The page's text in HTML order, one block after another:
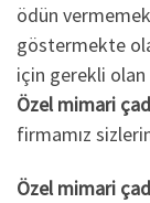
ödün
göstermekte
için gerekli
Özel mimari
firmamız
Özel mimari